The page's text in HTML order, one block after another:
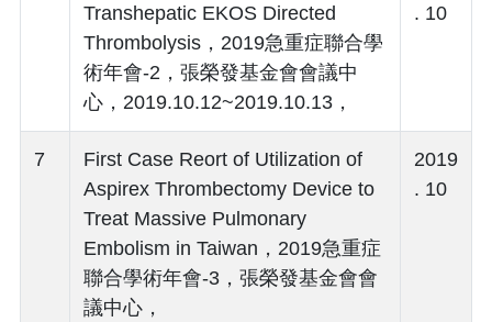
Transhepatic EKOS Directed
Thrombolysis，2019急重症聯合學
術年會-2，張榮發基金會會議中
心，2019.10.12~2019.10.13，
. 10
7
First Case Reort of Utilization of
Aspirex Thrombectomy Device to
Treat Massive Pulmonary
Embolism in Taiwan，2019急重症
聯合學術年會-3，張榮發基金會會
議中心，
2019
. 10